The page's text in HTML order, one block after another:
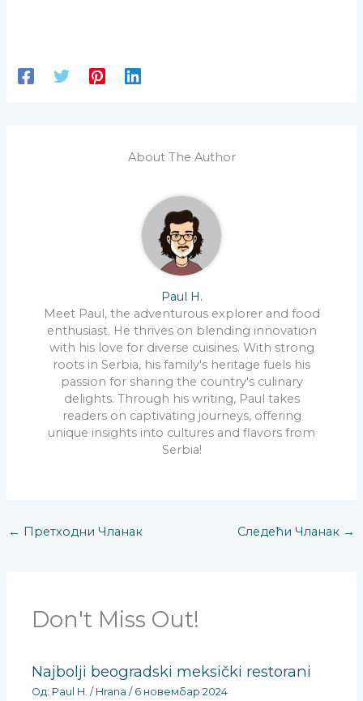
About The Author
Paul H.
Meet Paul, the adventurous explorer and food
enthusiast. He thrives on blending innovation
with his love for diverse cuisines. With strong
roots in Serbia, his family's heritage fuels his
passion for sharing the country's culinary
delights. Through his writing, Paul takes
readers on captivating journeys, offering
unique insights into cultures and flavors from
Serbia!
← Претходни Чланак Следећи Чланак →
Don't Miss Out!
Najbolji beogradski meksički restorani
Од: Paul H./ Hrana / 6 новембар 2024